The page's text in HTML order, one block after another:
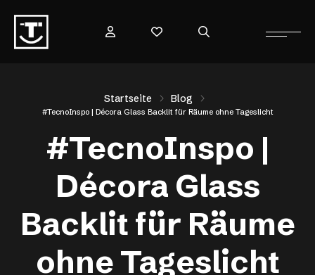
Startseite Blog
#TecnoInspo | Décora Glass Backlit für Räume ohne Tageslicht
#TecnoInspo |
Décora Glass
Backlit für Räume
ohne Tageslicht